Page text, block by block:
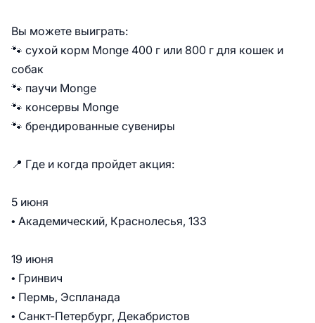
Вы можете выиграть:
🐾 сухой корм Monge 400 г или 800 г для кошек и
собак
🐾 паучи Monge
🐾 консервы Monge
🐾 брендированные сувениры
📍 Где и когда пройдет акция:
5 июня
• Академический, Краснолесья, 133
19 июня
• Гринвич
• Пермь, Эспланада
• Санкт-Петербург, Декабристов